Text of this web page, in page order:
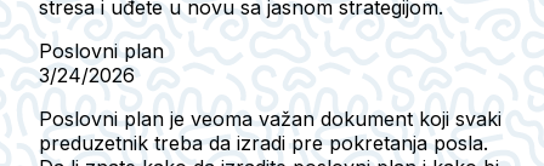
stresa i uđete u novu sa jasnom strategijom.
Poslovni plan
3/24/2026
Poslovni plan je veoma važan dokument koji svaki
preduzetnik treba da izradi pre pokretanja posla.